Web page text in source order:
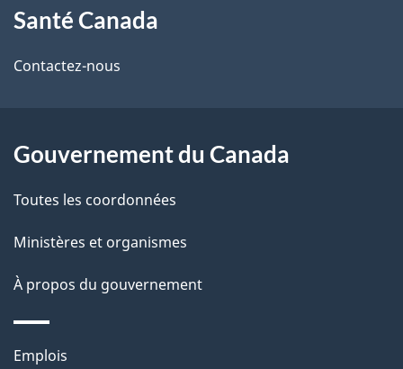
i
l
d
e
p
a
propos
de
site
Santé Canada
Contactez-nous
Gouvernement du Canada
Toutes les coordonnées
Ministères et organismes
À propos du gouvernement
Thèmes
Emplois